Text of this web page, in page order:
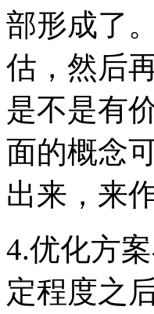
部形成了
估，然后
是不是有
面的概念
出来，来
4.优化方
定程度之